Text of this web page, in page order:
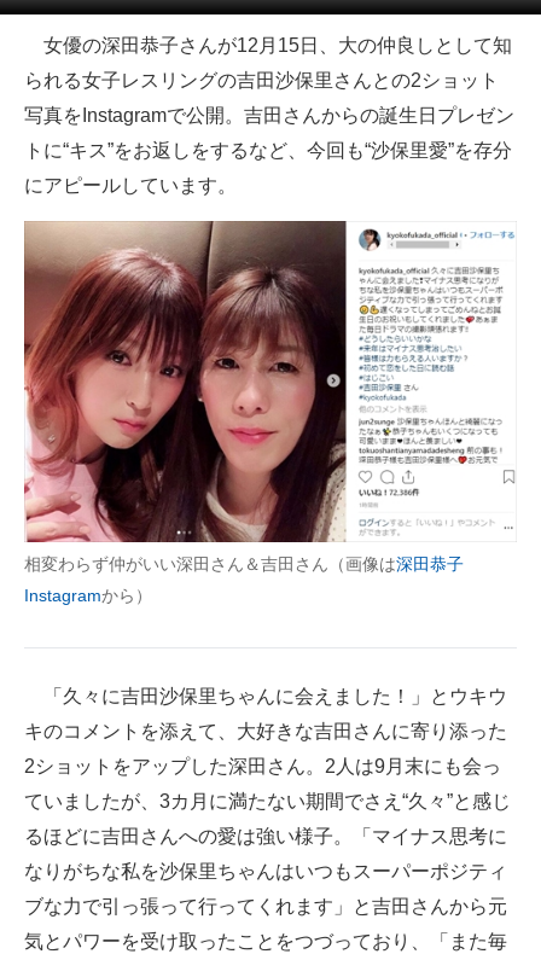
メディア
注目記事を集めた総合ページ
ITの今と未来を見通す
スマホと通信の最新トレンド
好きが集まる 比べて選べる
ビジネスと働き方のヒント
AI活用のいまが分かる
企業ITのトレンドを詳説
経営リーダーのコミュニティ
マーケ×ITの今がよく分かる
ITエンジニア向け専門サイト
製造業のIT導入・活用を支援
モノづくり技術者専門サイト
エレクトロニクス専門サイト
電子設計の基本と応用
エネルギーの専門メディア
女優の深田恭子さんが12月15日、大の仲良しとして知
られる女子レスリングの吉田沙保里さんとの2ショット
写真をInstagramで公開。吉田さんからの誕生日プレゼン
トに“キス”をお返しをするなど、今回も“沙保里愛”を存分
にアピールしています。
相変わらず仲がいい深田さん＆吉田さん（画像は深田恭子
Instagramから）
「久々に吉田沙保里ちゃんに会えました！」とウキウ
キのコメントを添えて、大好きな吉田さんに寄り添った
2ショットをアップした深田さん。2人は9月末にも会っ
ていましたが、3カ月に満たない期間でさえ“久々”と感じ
るほどに吉田さんへの愛は強い様子。「マイナス思考に
なりがちな私を沙保里ちゃんはいつもスーパーポジティ
ブな力で引っ張って行ってくれます」と吉田さんから元
気とパワーを受け取ったことをつづっており、「また毎